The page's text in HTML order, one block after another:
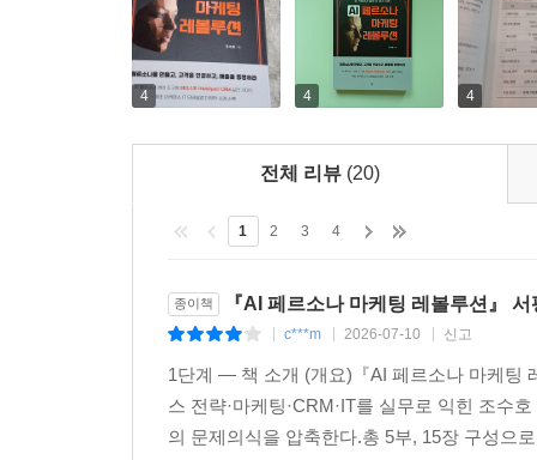
난관 1: 페르소나 정의 후 실행 단계의 붕괴 313
난관 2: “다들 자기 일만 해요” - 부서 간 사일로의
난관 3: “예산이 없어요” - 경영진 설득의 기술 322
난관 4: “기술이 따라주지 않아요” - 레거시 시스템
통합 전략: 5가지 벽을 넘는 체크리스트 332
마무리: 완벽함보다 실행이 승리한다 333
에필로그 - 시작은 작게, 임팩트는 크게 334
이 책 전체의 여정을 돌아보며 335
참고문헌 337
10장. 경량화 CRM - 중소기업을 위한 네 가지 무기
프롤로그: “ CRM, 아무도 안 쓰거나 혹은 비싸거나
1. Google Sheets - “무료인데 생각보다 강하다” 231
2. Notion - “내가 원하는 대로 만드는CRM” 234
4. Smartsheet - “엑셀의 편안함, 클라우드의 강력함
5. 도구별 종합 비교 및 선택 가이드 243
에필로그 - 가장 좋은 CRM은 팀이 실제로 쓰는
프롤로그: “우리 너무 성장했어... 근데 시스템이 못
1단계: 마이크로 기업 (1~5명) - “일단 시작하라” 249
3단계: 성장 기업 (21~50명) - “통합하고 분석하라”
4단계: 확장 기업 (51명 이상) - “AI로 무장하라” 257
에필로그 - 계단을 뛰어넘지 마라, 한 칸씩 밟아라
4 4 4
전체 리뷰 (20)
1 2 3 4
종이책 『AI 페르소나 마케팅 레볼루션』 서
c***m 2026-07-10 신고
1단계 — 책 소개 (개요)『AI 페르소나 마케팅
스 전략·마케팅·CRM·IT를 실무로 익힌 조수
의 문제의식을 압축한다.총 5부, 15장 구성으